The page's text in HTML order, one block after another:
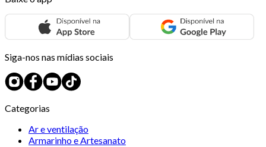
Siga-nos nas mídias sociais
Categorias
Ar e ventilação
Armarinho e Artesanato